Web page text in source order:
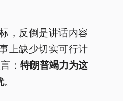
，反倒是讲话内容
上缺少切实可行计
： 特朗普竭力为这
。